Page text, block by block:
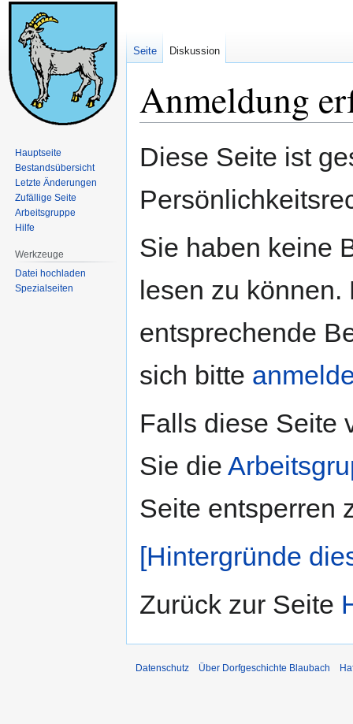
Anmeldung
Navigation
Suche
Diese Seite ist
Sie haben keine
lesen zu
entsprechende
sich bitte
Falls diese Seite
Sie die
Seite entsperren
[Hintergründe
Zurück zur Seite
Seite Diskussion
Hauptseite
Bestandsübersicht
Letzte Änderungen
Zufällige Seite
Arbeitsgruppe
Hilfe
Werkzeuge
Datei hochladen
Spezialseiten
Datenschutz Über Dorfgeschichte Blaubach